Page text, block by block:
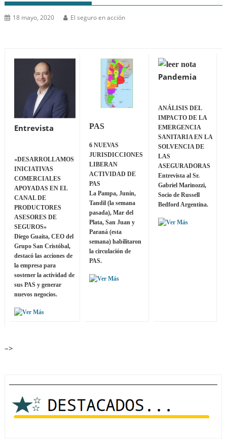
18 mayo, 2020 El seguro en acción
Entrevista
«DESARROLLAMOS
INICIATIVAS
COMERCIALES
APOYADAS EN EL
CANAL DE
PRODUCTORES
ASESORES DE
SEGUROS»
Diego Guaita, CEO del
Grupo San Cristóbal,
destacó las acciones de
la empresa para
sostener la actividad de
sus PAS y generar
nuevos negocios.
PAS
6 NUEVAS
JURISDICCIONES
LIBERAN
ACTIVIDAD DE
PAS
La Pampa, Junín,
Tandil (la semana
pasada), Mar del
Plata, San Juan y
Paraná (esta
semana) habilitaron
la circulación de
PAS.
Pandemia
ANÁLISIS DEL
IMPACTO DE LA
EMERGENCIA
SANITARIA EN LA
SOLVENCIA DE
LAS
ASEGURADORAS
Entrevista al Sr.
Gabriel Marinozzi,
Socio de Russell
Bedford Argentina.
–>